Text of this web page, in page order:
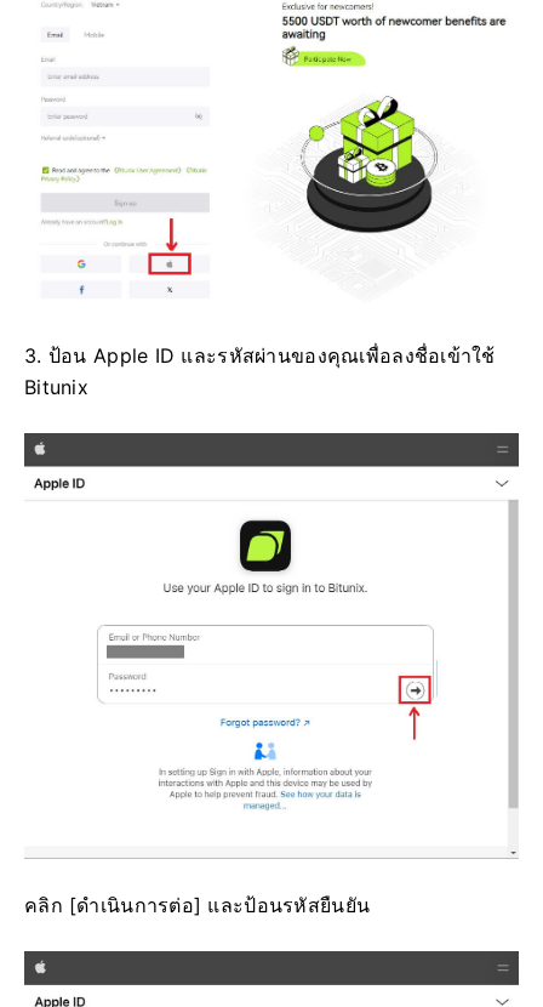
3. ป้อน Apple ID และรหัสผ่านของคุณเพื่อลงชื่อเข้าใช้
Bitunix
คลิก [ดำเนินการต่อ] และป้อนรหัสยืนยัน